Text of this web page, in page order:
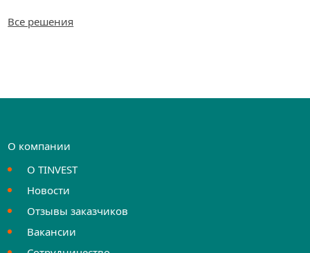
Все решения
О компании
О TINVEST
Новости
Отзывы заказчиков
Вакансии